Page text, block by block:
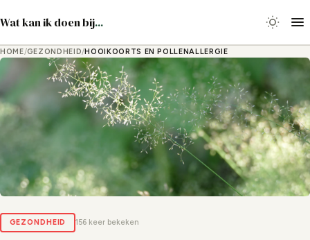
Wat kan ik doen bij...
HOME/GEZONDHEID/HOOIKOORTS EN POLLENALLERGIE
GEZONDHEID 156 keer bekeken